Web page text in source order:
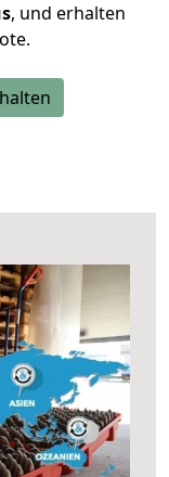
, und erhalten